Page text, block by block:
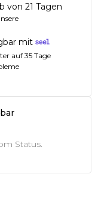
von 21 Tagen
mit
auf 35 Tage
Status.